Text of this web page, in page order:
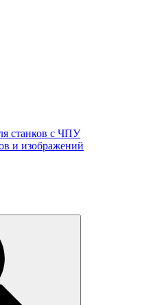
станков с ЧПУ
и изображений